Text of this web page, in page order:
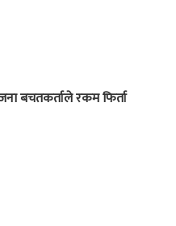
बचतकर्ताले रकम फिर्ता